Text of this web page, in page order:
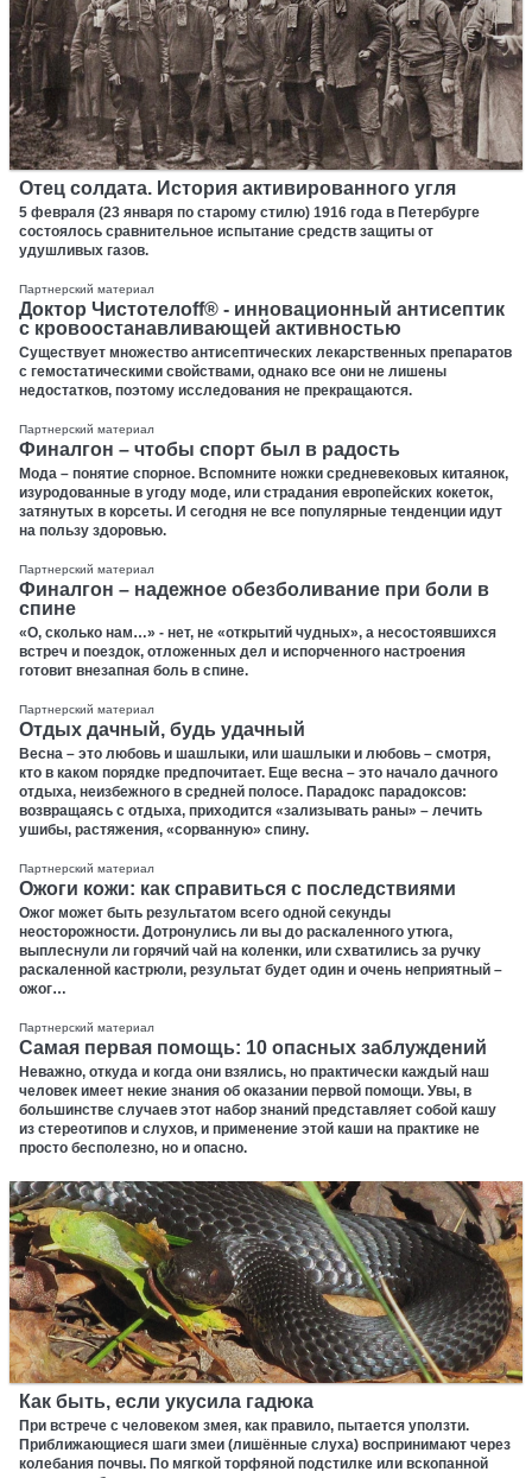
Отец солдата. История активированного угля
5 февраля (23 января по старому стилю) 1916 года в Петербурге
состоялось сравнительное испытание средств защиты от
удушливых газов.
Партнерский материал
Доктор Чистотелоff® - инновационный антисептик
с кровоостанавливающей активностью
Существует множество антисептических лекарственных препаратов
с гемостатическими свойствами, однако все они не лишены
недостатков, поэтому исследования не прекращаются.
Партнерский материал
Финалгон – чтобы спорт был в радость
Мода – понятие спорное. Вспомните ножки средневековых китаянок,
изуродованные в угоду моде, или страдания европейских кокеток,
затянутых в корсеты. И сегодня не все популярные тенденции идут
на пользу здоровью.
Партнерский материал
Финалгон – надежное обезболивание при боли в
спине
«О, сколько нам…» - нет, не «открытий чудных», а несостоявшихся
встреч и поездок, отложенных дел и испорченного настроения
готовит внезапная боль в спине.
Партнерский материал
Отдых дачный, будь удачный
Весна – это любовь и шашлыки, или шашлыки и любовь – смотря,
кто в каком порядке предпочитает. Еще весна – это начало дачного
отдыха, неизбежного в средней полосе. Парадокс парадоксов:
возвращаясь с отдыха, приходится «зализывать раны» – лечить
ушибы, растяжения, «сорванную» спину.
Партнерский материал
Ожоги кожи: как справиться с последствиями
Ожог может быть результатом всего одной секунды
неосторожности. Дотронулись ли вы до раскаленного утюга,
выплеснули ли горячий чай на коленки, или схватились за ручку
раскаленной кастрюли, результат будет один и очень неприятный –
ожог…
Партнерский материал
Самая первая помощь: 10 опасных заблуждений
Неважно, откуда и когда они взялись, но практически каждый наш
человек имеет некие знания об оказании первой помощи. Увы, в
большинстве случаев этот набор знаний представляет собой кашу
из стереотипов и слухов, и применение этой каши на практике не
просто бесполезно, но и опасно.
Как быть, если укусила гадюка
При встрече с человеком змея, как правило, пытается уползти.
Приближающиеся шаги змеи (лишённые слуха) воспринимают через
колебания почвы. По мягкой торфяной подстилке или вскопанной